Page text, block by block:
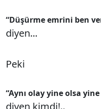
“Düşürme emrini ben
diyen...
Peki
“Aynı olay yine olsa
diyen kimdi!..